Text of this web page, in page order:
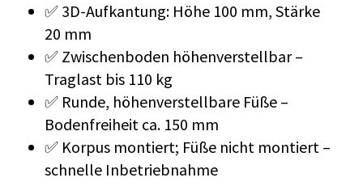
✅ 3D-Aufkantung: Höhe 100 mm, Stärke
20 mm
✅ Zwischenboden höhenverstellbar –
Traglast bis 110 kg
✅ Runde, höhenverstellbare Füße –
Bodenfreiheit ca. 150 mm
✅ Korpus montiert; Füße nicht montiert –
schnelle Inbetriebnahme